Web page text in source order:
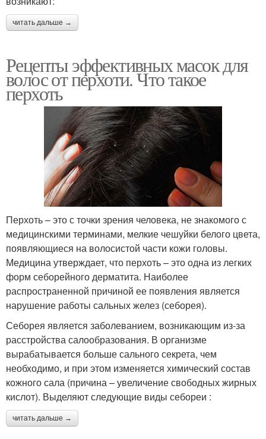
читать дальше →
Рецепты эффективных масок для
волос от перхоти. Что такое
перхоть
Перхоть – это с точки зрения человека, не знакомого с
медицинскими терминами, мелкие чешуйки белого цвета,
появляющиеся на волосистой части кожи головы.
Медицина утверждает, что перхоть – это одна из легких
форм себорейного дерматита. Наиболее
распространенной причиной ее появления является
нарушение работы сальных желез (себорея).
Себорея является заболеванием, возникающим из-за
расстройства салообразования. В организме
вырабатывается больше сального секрета, чем
необходимо, и при этом изменяется химический состав
кожного сала (причина – увеличение свободных жирных
кислот). Выделяют следующие виды себореи :
читать дальше →